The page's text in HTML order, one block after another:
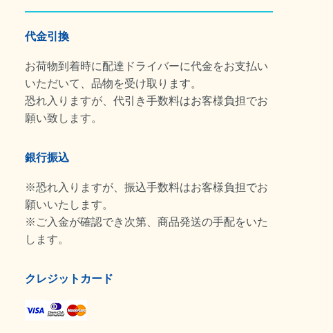
代金引換
お荷物到着時に配達ドライバーに代金をお支払い
いただいて、品物を受け取ります。
恐れ入りますが、代引き手数料はお客様負担でお
願い致します。
銀行振込
※恐れ入りますが、振込手数料はお客様負担でお
願いいたします。
※ご入金が確認でき次第、商品発送の手配をいた
します。
クレジットカード